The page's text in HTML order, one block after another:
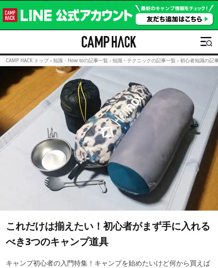
CAMP HACK トップ › 知識・How toの記事一覧 › 知識・テクニックの記事一覧 › 初心者知識の記
これだけは揃えたい！初心者がまず手に入れる
べき3つのキャンプ道具
キャンプ初心者の入門特集！キャンプを始めたいけど何から買えば